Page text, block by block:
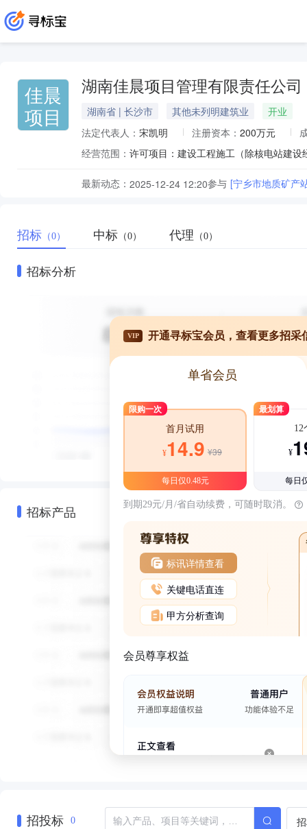
佳晨
项目
湖南佳晨项目管理有限责任公司
湖南省 | 长沙市 其他未列明建筑业
开业
法定代表人： 宋凯明 注册资本： 200万元
经营范围：
最新动态： 2025-12-24 12:20参与 [宁乡市地质矿产
招标 （0） 中标 （0） 代理 （0）
招标分析
招标产品
VIP 开通寻标宝会员，查看更多招采
单省会员
限购一次
首月试用
¥14.9 ¥39
每日仅0.48元
最划算
12
¥
每日
到期29元/月/省自动续费，可随时取消。
标讯详情查看
关键电话直连
甲方分析查询
会员尊享权益
招投标 0